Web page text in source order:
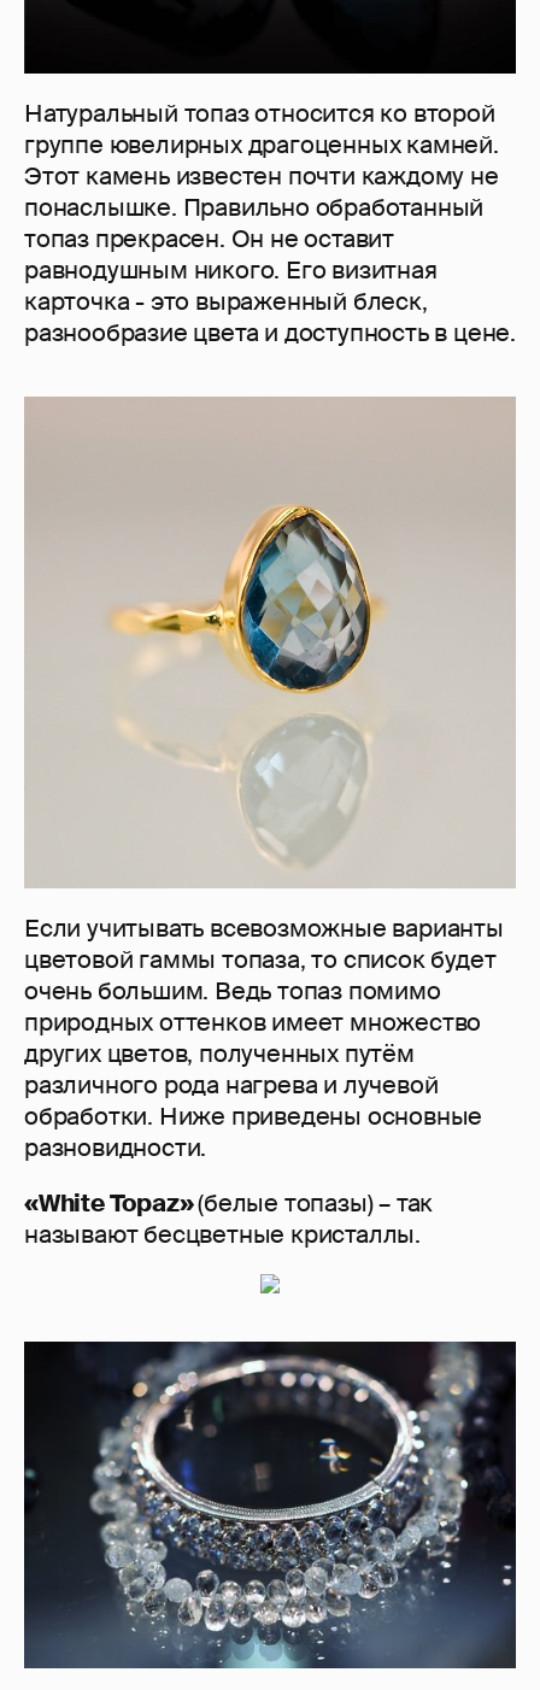
Натуральный топаз относится ко второй
группе ювелирных драгоценных камней.
Этот камень известен почти каждому не
понаслышке. Правильно обработанный
топаз прекрасен. Он не оставит
равнодушным никого. Его визитная
карточка - это выраженный блеск,
разнообразие цвета и доступность в цене.
Если учитывать всевозможные варианты
цветовой гаммы топаза, то список будет
очень большим. Ведь топаз помимо
природных оттенков имеет множество
других цветов, полученных путём
различного рода нагрева и лучевой
обработки. Ниже приведены основные
разновидности.
«White Topaz»(белые топазы) – так
называют бесцветные кристаллы.